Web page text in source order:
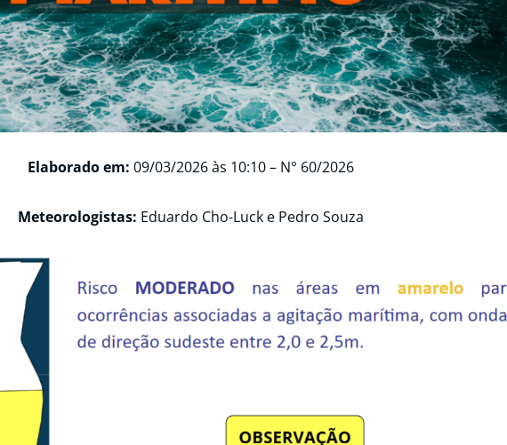
Elaborado em: 09/03/2026 às 10:10 – N° 60/2026
Meteorologistas: Eduardo Cho-Luck e Pedro Souza